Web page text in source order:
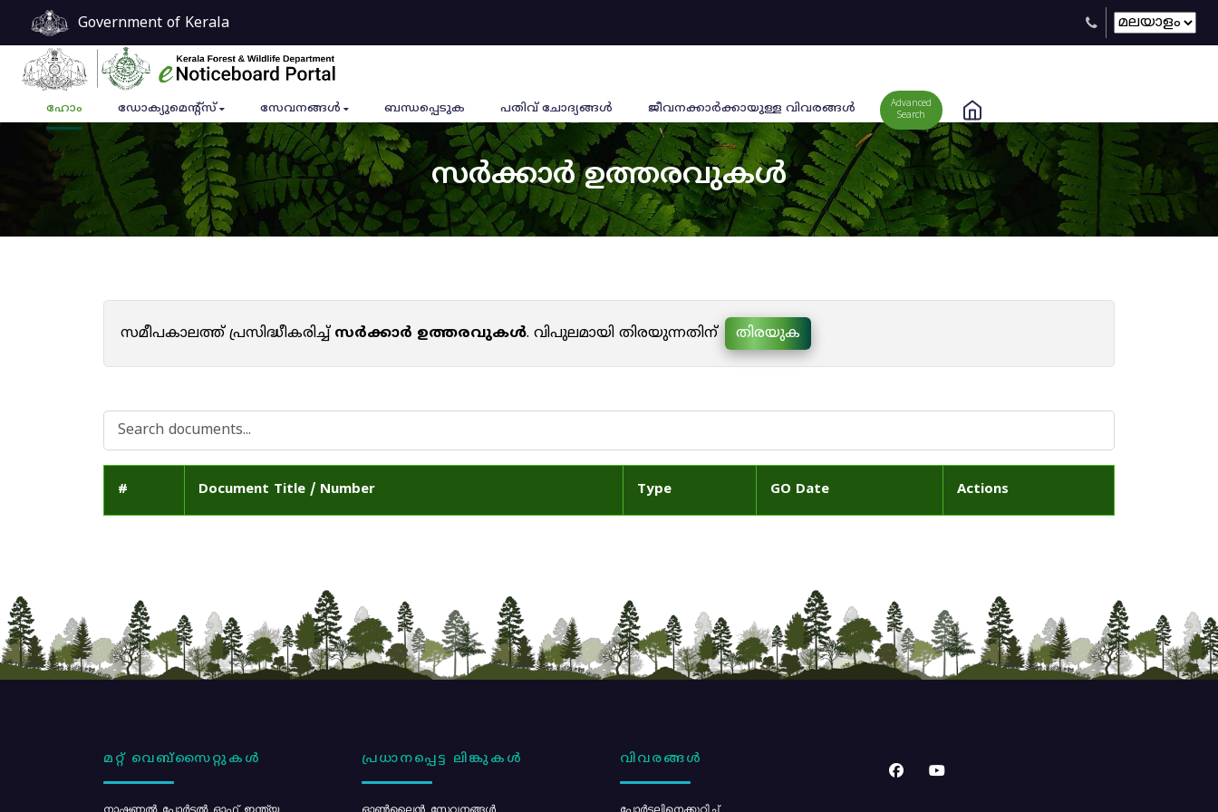
Government of Kerala
ഹോം ഡോക്യുമെൻ്റ്സ് സേവനങ്ങൾ ബന്ധപ്പെടുക പതിവ് ചോദ്യങ്ങൾ ജീവനക്കാര്‍ക്കായുള്ള വിവരങ്ങള്‍
Advanced
Search
സർക്കാർ ഉത്തരവുകൾ
സമീപകാലത്ത് പ്രസിദ്ധീകരിച്ച്സർക്കാർ ഉത്തരവുകൾ. വിപുലമായി തിരയുന്നതിന് തിരയുക
# Document Title / Number Type GO Date Actions
മറ്റ് വെബ്സൈറ്റുകൾ
നാഷണൽ പോർട്ടൽ ഓഫ് ഇന്ത്യ
പ്രധാനപ്പെട്ട ലിങ്കുകൾ
ഓൺലൈൻ സേവനങ്ങൾ
വിവരങ്ങൾ
പോര്‍ട്ടലിനെക്കുറിച്ച്